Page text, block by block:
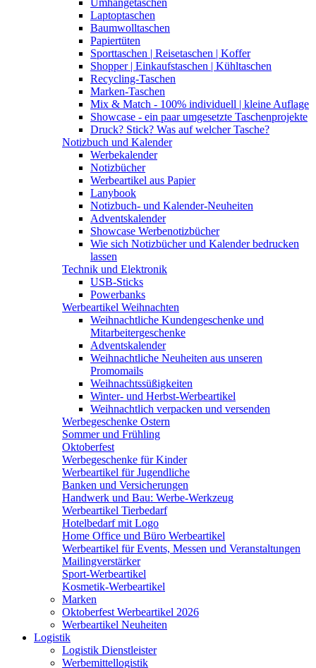
Umhängetaschen
Laptoptaschen
Baumwolltaschen
Papiertüten
Sporttaschen | Reisetaschen | Koffer
Shopper | Einkaufstaschen | Kühltaschen
Recycling-Taschen
Marken-Taschen
Mix & Match - 100% individuell | kleine Auflage
Showcase - ein paar umgesetzte Taschenprojekte
Druck? Stick? Was auf welcher Tasche?
Notizbuch und Kalender
Werbekalender
Notizbücher
Werbeartikel aus Papier
Lanybook
Notizbuch- und Kalender-Neuheiten
Adventskalender
Showcase Werbenotizbücher
Wie sich Notizbücher und Kalender bedrucken
lassen
Technik und Elektronik
USB-Sticks
Powerbanks
Werbeartikel Weihnachten
Weihnachtliche Kundengeschenke und
Mitarbeitergeschenke
Adventskalender
Weihnachtliche Neuheiten aus unseren
Promomails
Weihnachtssüßigkeiten
Winter- und Herbst-Werbeartikel
Weihnachtlich verpacken und versenden
Werbegeschenke Ostern
Sommer und Frühling
Oktoberfest
Werbegeschenke für Kinder
Werbeartikel für Jugendliche
Banken und Versicherungen
Handwerk und Bau: Werbe-Werkzeug
Werbeartikel Tierbedarf
Hotelbedarf mit Logo
Home Office und Büro Werbeartikel
Werbeartikel für Events, Messen und Veranstaltungen
Mailingverstärker
Sport-Werbeartikel
Kosmetik-Werbeartikel
Marken
Oktoberfest Werbeartikel 2026
Werbeartikel Neuheiten
Logistik
Logistik Dienstleister
Werbemittellogistik